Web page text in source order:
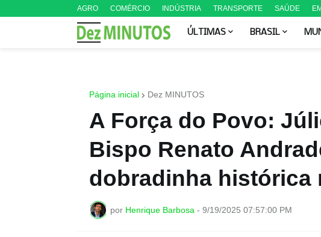
AGRO COMÉRCIO INDÚSTRIA TRANSPORTE SAÚDE
ÚLTIMAS BRASIL
Página inicial Dez MINUTOS
A Força do Povo:
Bispo Renato
dobradinha histórica
por Henrique Barbosa - 9/19/2025 07:57:00 PM